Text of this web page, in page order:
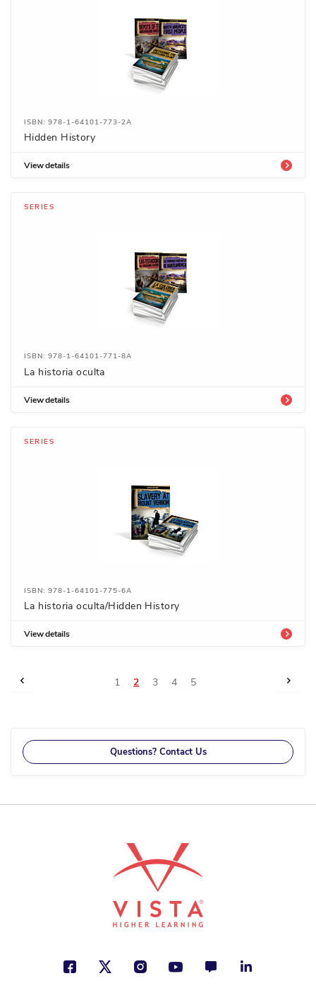
ISBN: 978-1-64101-773-2A
Hidden History
View details
SERIES
ISBN: 978-1-64101-771-8A
La historia oculta
View details
SERIES
ISBN: 978-1-64101-775-6A
La historia oculta/Hidden History
View details
Page
1
You're
page
2 Page
3 Page
4 Page
5
Questions? Contact Us